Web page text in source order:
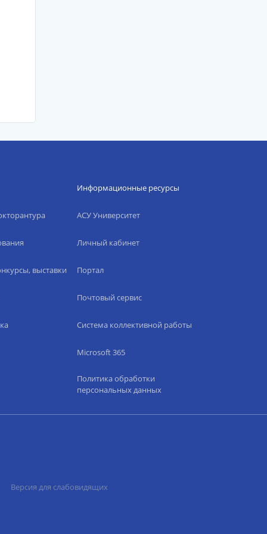
выставки
Информационные ресурсы
АСУ Университет
Личный кабинет
Портал
Почтовый сервис
Система коллективной работы
Microsoft 365
Политика обработки
персональных данных
Версия для слабовидящих